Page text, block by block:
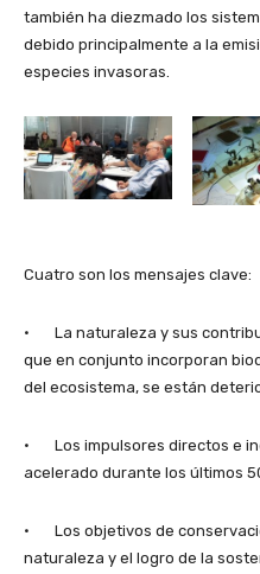
también ha diezmado los
debido principalmente a la
especies invasoras.
Cuatro son los mensajes clave:
· La naturaleza y sus
que en conjunto incorporan
del ecosistema, se están
· Los impulsores directos e
acelerado durante los últimos
· Los objetivos de
naturaleza y el logro de la